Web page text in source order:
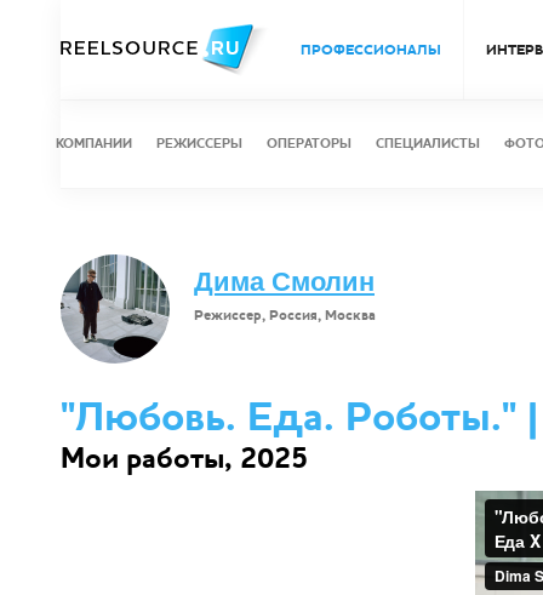
ПРОФЕССИОНАЛЫ
КОМПАНИИ РЕЖИССЕРЫ ОПЕРАТОРЫ СПЕЦИАЛИСТЫ
Дима Смолин
Режиссер, Россия, Москва
"Любовь. Еда. Роботы."
Мои работы, 2025